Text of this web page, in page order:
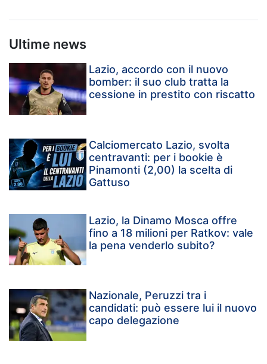
Ultime news
Lazio, accordo con il nuovo
bomber: il suo club tratta la
cessione in prestito con riscatto
Calciomercato Lazio, svolta
centravanti: per i bookie è
Pinamonti (2,00) la scelta di
Gattuso
Lazio, la Dinamo Mosca offre
fino a 18 milioni per Ratkov: vale
la pena venderlo subito?
Nazionale, Peruzzi tra i
candidati: può essere lui il nuovo
capo delegazione